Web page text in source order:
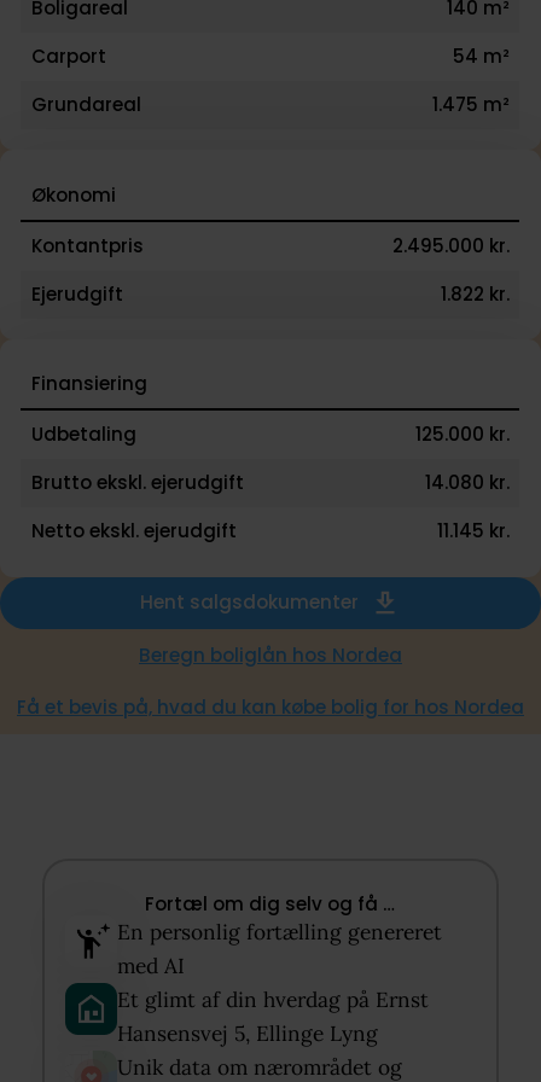
Boligareal
140 m²
Carport
54 m²
Grundareal
1.475 m²
Økonomi
Kontantpris
2.495.000 kr.
Ejerudgift
1.822 kr.
Finansiering
Udbetaling
125.000 kr.
Brutto ekskl. ejerudgift
14.080 kr.
Netto ekskl. ejerudgift
11.145 kr.
Hent salgsdokumenter
Beregn boliglån hos Nordea
Få et bevis på, hvad du kan købe bolig for hos Nordea
Fortæl om dig selv og få …​
En personlig fortælling genereret
med AI​
Et glimt af din hverdag på Ernst
Hansensvej 5, Ellinge Lyng​
Unik data om nærområdet og